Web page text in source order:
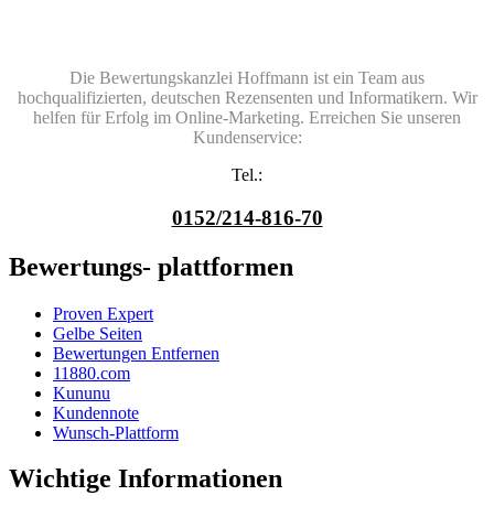
Die Bewertungskanzlei Hoffmann ist ein Team aus
hochqualifizierten, deutschen Rezensenten und Informatikern. Wir
helfen für Erfolg im Online-Marketing. Erreichen Sie unseren
Kundenservice:
Tel.:
0152/214-816-70
Bewertungs- plattformen
Proven Expert
Gelbe Seiten
Bewertungen Entfernen
11880.com
Kununu
Kundennote
Wunsch-Plattform
Wichtige Informationen